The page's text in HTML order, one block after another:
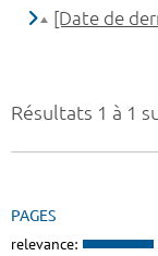
Résultats 1 à 1
PAGES
relevance:
[Date de